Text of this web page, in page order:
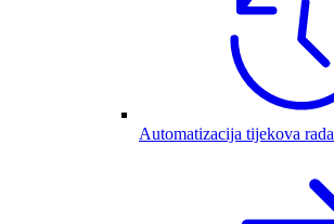
Automatizacija tijekova rada